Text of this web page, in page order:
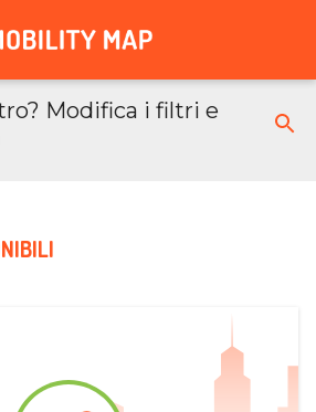
Modifica i filtri e